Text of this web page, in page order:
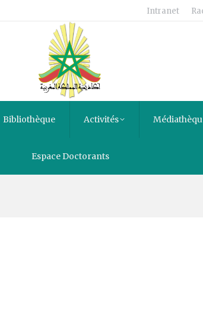
Intranet
Bibliothèque Activités
Espace Doctorants